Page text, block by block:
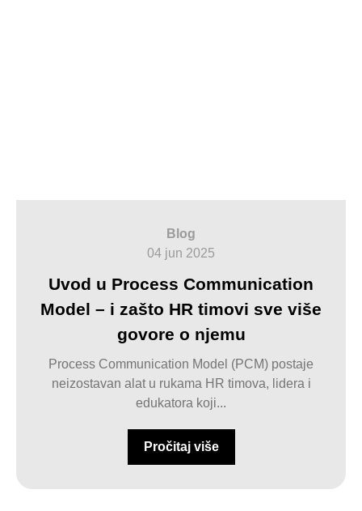
Blog
04 jun 2025
Uvod u Process Communication
Model – i zašto HR timovi sve više
govore o njemu
Process Communication Model (PCM) postaje
neizostavan alat u rukama HR timova, lidera i
edukatora koji...
Pročitaj više